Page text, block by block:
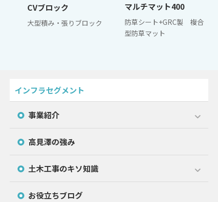
CVブロック
大型積み・張りブロック
マルチマット400
防草シート+GRC製 複合
型防草マット
インフラセグメント
事業紹介
高見澤の強み
土木工事のキソ知識
お役立ちブログ